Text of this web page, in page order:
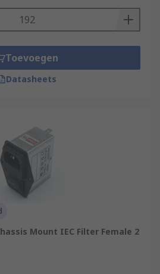
Toevoegen
Datasheets
Mount IEC Filter Female 2